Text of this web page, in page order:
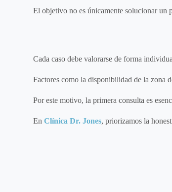
El objetivo no es únicamente solucionar un
Cada caso debe valorarse de forma
Factores como la disponibilidad de la zona
Por este motivo, la primera consulta es
EnClínica Dr. Jones, priorizamos la